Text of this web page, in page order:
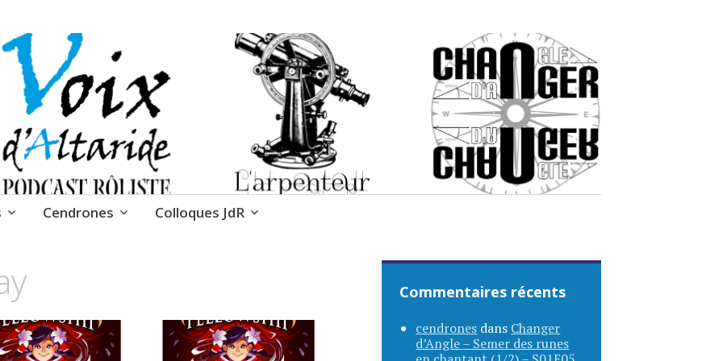
Cendrones Colloques JdR
Commentaires récents
cendrones dans Changer
d’Angle – Semer des runes